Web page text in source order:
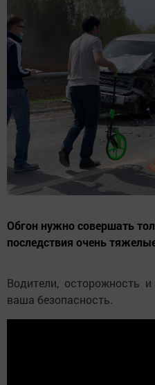
Обгон нужно совершать
последствия очень
Водители, осторожность
ваша безопасность.